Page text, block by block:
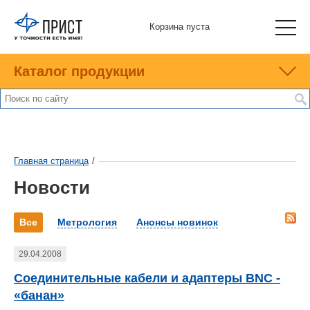
Корзина пуста
Каталог продукции
Главная страница /
Новости
Все Метрология Анонсы новинок
29.04.2008
Соединительные кабели и адаптеры BNC -
«банан»